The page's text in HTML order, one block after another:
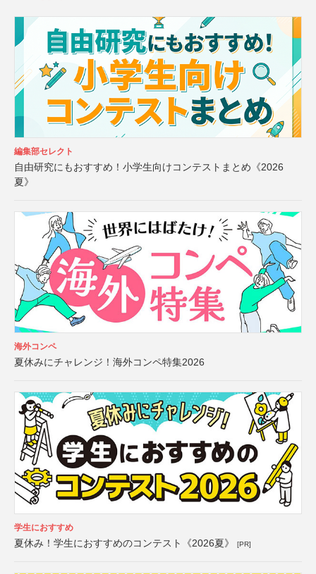
編集部セレクト
自由研究にもおすすめ！小学生向けコンテストまとめ《2026
夏》
海外コンペ
夏休みにチャレンジ！海外コンペ特集2026
学生におすすめ
夏休み！学生におすすめのコンテスト《2026夏》 [PR]